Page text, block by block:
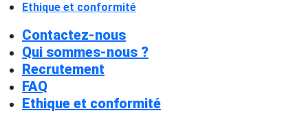
Ethique et conformité
Contactez-nous
Qui sommes-nous ?
Recrutement
FAQ
Ethique et conformité